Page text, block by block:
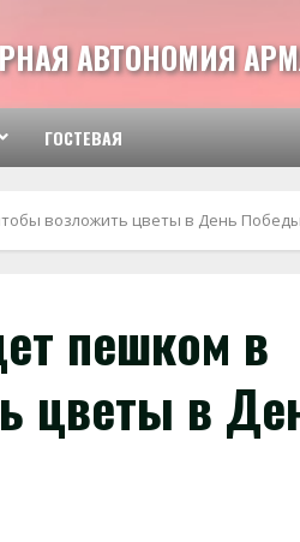
АВТОНОМИЯ
ГОСТЕВАЯ
возложить цветы в День Победы
пешком в
цветы в